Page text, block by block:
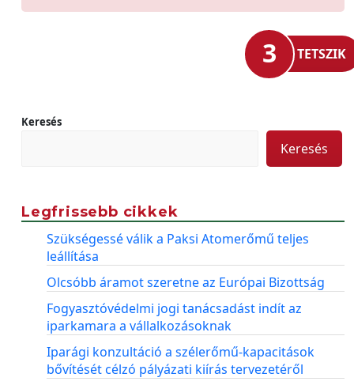
3 TETSZIK
Keresés
Keresés
Legfrissebb cikkek
Szükségessé válik a Paksi Atomerőmű teljes
leállítása
Olcsóbb áramot szeretne az Európai Bizottság
Fogyasztóvédelmi jogi tanácsadást indít az
iparkamara a vállalkozásoknak
Iparági konzultáció a szélerőmű-kapacitások
bővítését célzó pályázati kiírás tervezetéről